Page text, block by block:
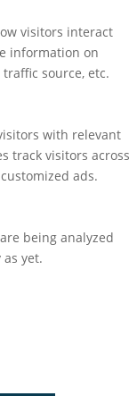
visitors interact
information on
source, etc.
with relevant
track visitors across
ads.
being analyzed
yet.